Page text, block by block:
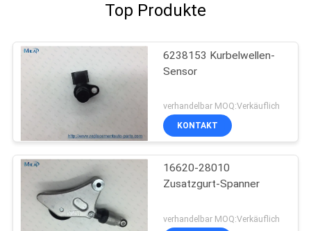
Top Produkte
6238153 Kurbelwellen-
Sensor
verhandelbar MOQ:Verkäuflich
KONTAKT
16620-28010
Zusatzgurt-Spanner
verhandelbar MOQ:Verkäuflich